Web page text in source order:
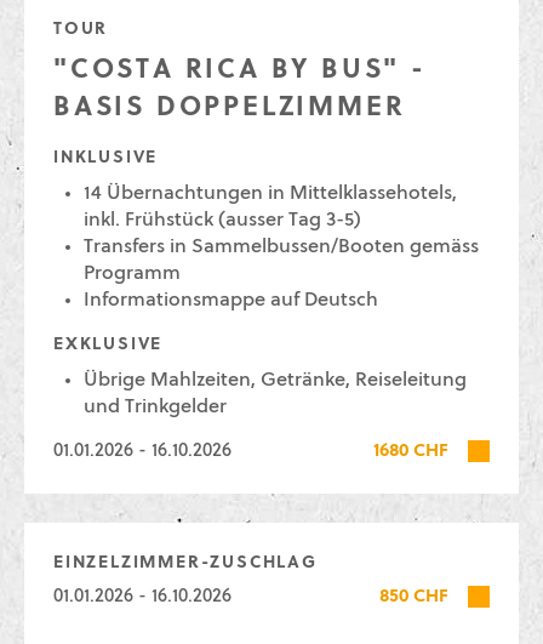
TOUR
"COSTA RICA BY BUS" -
BASIS DOPPELZIMMER
INKLUSIVE
14 Übernachtungen in Mittelklassehotels,
inkl. Frühstück (ausser Tag 3-5)
Transfers in Sammelbussen/Booten gemäss
Programm
Informationsmappe auf Deutsch
EXKLUSIVE
Übrige Mahlzeiten, Getränke, Reiseleitung
und Trinkgelder
01.01.2026 - 16.10.2026 1680 CHF
EINZELZIMMER-ZUSCHLAG
01.01.2026 - 16.10.2026
850 CHF